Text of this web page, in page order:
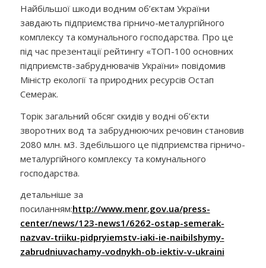
Найбільшої шкоди водним об’єктам України
завдають підприємства гірничо-металургійного
комплексу та комунального господарства. Про це
під час презентації рейтингу «ТОП-100 основних
підприємств-забруднювачів України» повідомив
Міністр екології та природних ресурсів Остап
Семерак.
Торік загальний обсяг скидів у водні об’єкти
зворотних вод та забруднюючих речовин становив
2080 млн. м3. Здебільшого це підприємства гірничо-
металургійного комплексу та комунального
господарства.
детальніше за
посиланням:http://www.menr.gov.ua/press-
center/news/123-news1/6262-ostap-semerak-
nazvav-triiku-pidpryiemstv-iaki-ie-naibilshymy-
zabrudniuvachamy-vodnykh-ob-iektiv-v-ukraini